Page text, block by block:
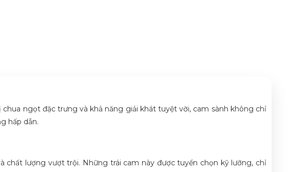
ngọt đặc trưng và khả năng giải khát tuyệt vời, cam sành không chỉ
hấp dẫn.
lượng vượt trội. Những trái cam này được tuyển chọn kỹ lưỡng, chỉ